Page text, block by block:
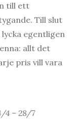
till ett
Till slut
egentligen
allt det
pris vill vara
4 – 28/7